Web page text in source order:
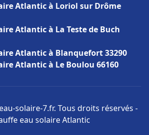
Atlantic à Loriol sur Drôme
Atlantic à La Teste de Buch
Atlantic à Blanquefort 33290
Atlantic à Le Boulou 66160
solaire-7.fr. Tous droits réservés -
eau solaire Atlantic